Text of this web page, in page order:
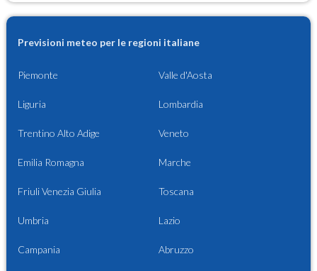
Previsioni meteo per le regioni italiane
Piemonte Valle d'Aosta
Liguria Lombardia
Trentino Alto Adige Veneto
Emilia Romagna Marche
Friuli Venezia Giulia Toscana
Umbria Lazio
Campania Abruzzo